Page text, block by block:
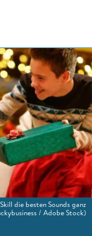
die besten Sounds ganz
/ Adobe Stock)